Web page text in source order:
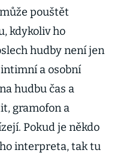
pouštět
kdykoliv ho
hudby není jen
a osobní
hudbu čas a
gramofon a
Pokud je někdo
interpreta, tak tu